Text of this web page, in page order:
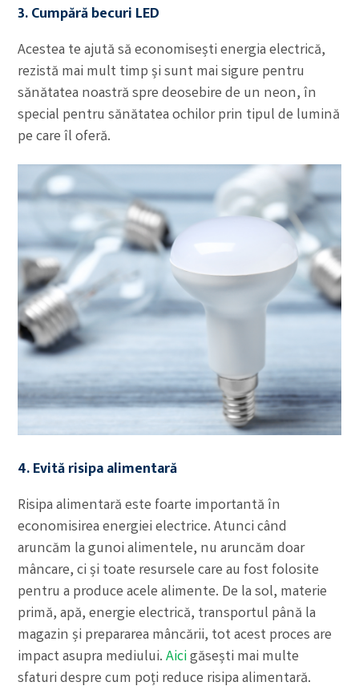
3. Cumpără becuri LED
Acestea te ajută să economisești energia electrică,
rezistă mai mult timp și sunt mai sigure pentru
sănătatea noastră spre deosebire de un neon, în
special pentru sănătatea ochilor prin tipul de lumină
pe care îl oferă.
4. Evită risipa alimentară
Risipa alimentară este foarte importantă în
economisirea energiei electrice. Atunci când
aruncăm la gunoi alimentele, nu aruncăm doar
mâncare, ci și toate resursele care au fost folosite
pentru a produce acele alimente. De la sol, materie
primă, apă, energie electrică, transportul până la
magazin și prepararea mâncării, tot acest proces are
impact asupra mediului.Aicigăsești mai multe
sfaturi despre cum poți reduce risipa alimentară.